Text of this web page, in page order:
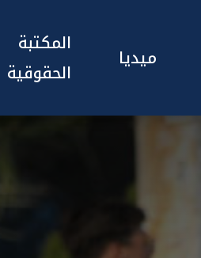
ميديا
المكتبة
الحقوقية